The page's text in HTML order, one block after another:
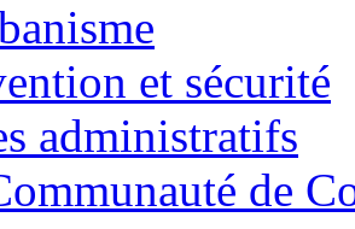
et sécurité
administratifs
de